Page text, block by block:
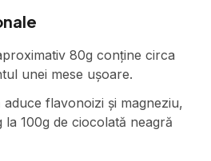
80g conține circa
unei mese ușoare.
flavonoizi și magneziu,
100g de ciocolată neagră